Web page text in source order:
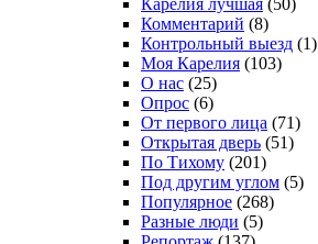
Комментарий (8)
Контрольный выезд (1)
Моя Карелия (103)
О нас (25)
Опрос (6)
От первого лица (71)
Открытая дверь (51)
По Тихому (201)
Под другим углом (5)
Популярное (268)
Разные люди (5)